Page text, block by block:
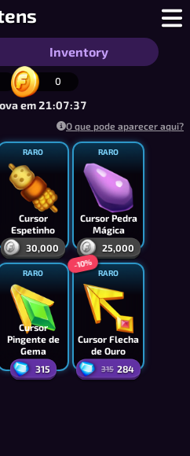
Embaralhar
Inventory
0
em 21:07:37
O que pode aparecer aqui?
RARO
Cursor
Espetinho
30,000
RARO
Cursor Pedra
Mágica
25,000
RARO
Cursor
Pingente de
Gema
315
RARO
Cursor Flecha
de Ouro
315 284
-10%